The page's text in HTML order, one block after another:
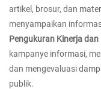
artikel, brosur, dan
menyampaikan
Pengukuran Kinerja dan
kampanye informasi,
dan mengevaluasi
publik.